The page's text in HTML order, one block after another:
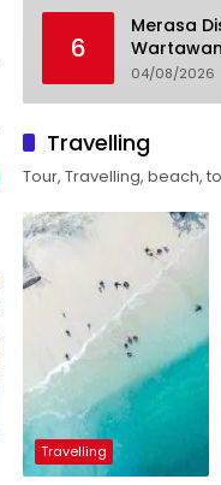
6
Merasa
04/08/2026
Travelling
Tour, Travelling, beach,
Travelling